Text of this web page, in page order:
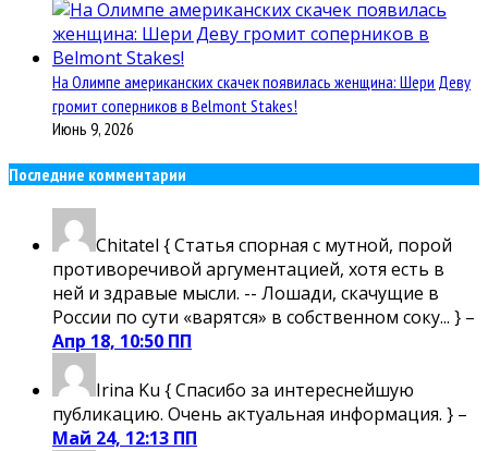
На Олимпе американских скачек появилась женщина: Шери Деву
громит соперников в Belmont Stakes!
Июнь 9, 2026
Последние комментарии
Chitatel { Статья спорная с мутной, порой
противоречивой аргументацией, хотя есть в
ней и здравые мысли. -- Лошади, скачущие в
России по сути «варятся» в собственном соку... } –
Апр 18, 10:50 ПП
Irina Ku { Спасибо за интереснейшую
публикацию. Очень актуальная информация. } –
Май 24, 12:13 ПП